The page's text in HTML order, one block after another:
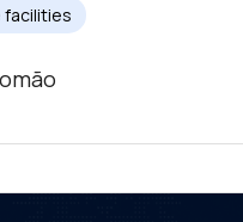
facilities